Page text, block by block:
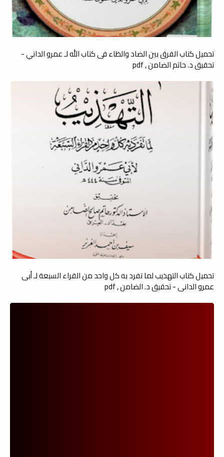
تحميل كتاب الفرق بين الضاد والظاء فى كتاب الله لـ عمرو الداني -
تحقيق د. حاتم الضامن , pdf
تحميل كتاب التهذيب لما تفرد به كل واحد من القراء السبعة لـ أبى
عمرو الدانى - تحقيق د. الضامن , pdf